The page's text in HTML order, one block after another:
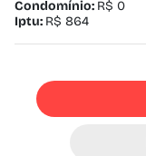
Condomínio: R$ 0
Iptu: R$ 864